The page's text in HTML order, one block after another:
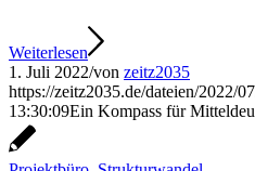
Weiterlesen
1. Juli 2022/von zeitz2035
https://zeitz2035.de/dateien/2022/
13:30:09Ein Kompass für